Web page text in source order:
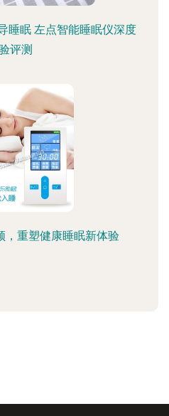
睡眠 左点智能睡眠仪深度
评测
，重塑健康睡眠新体验